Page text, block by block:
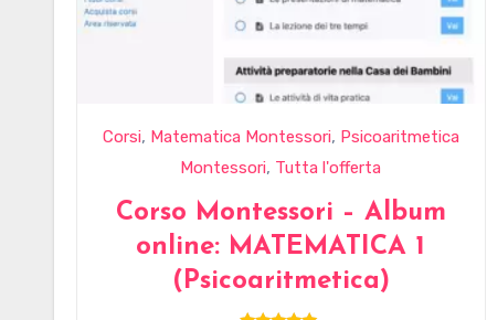
Corsi, Matematica Montessori, Psicoaritmetica
Montessori, Tutta l'offerta
Corso Montessori – Album
online: MATEMATICA 1
(Psicoaritmetica)